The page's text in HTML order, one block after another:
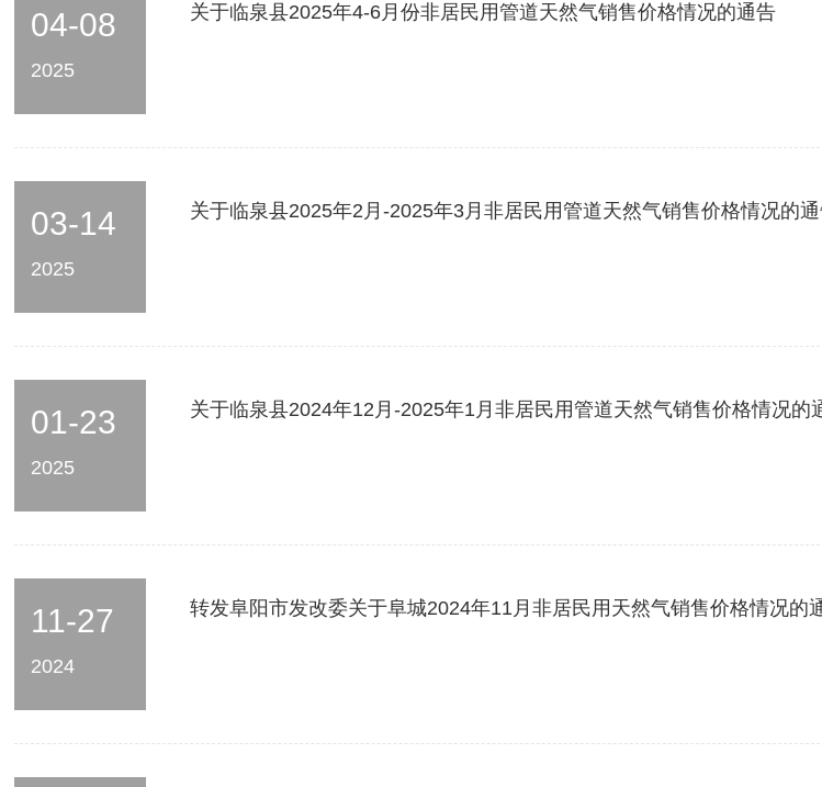
04-08
2025
关于临泉县2025年4-6月份非居民用管道天然气销售价格情况的通告
03-14
2025
关于临泉县2025年2月-2025年3月非居民用管道天然气销售价格情况的
01-23
2025
关于临泉县2024年12月-2025年1月非居民用管道天然气销售价格情况的
11-27
2024
转发阜阳市发改委关于阜城2024年11月非居民用天然气销售价格情况的